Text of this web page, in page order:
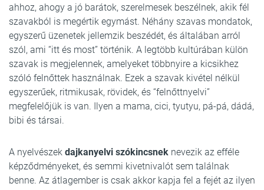
ahhoz, ahogy a jó barátok, szerelmesek beszélnek, akik fél
szavakból is megértik egymást. Néhány szavas mondatok,
egyszerű üzenetek jellemzik beszédét, és általában arról
szól, ami “itt és most” történik. A legtöbb kultúrában külön
szavak is megjelennek, amelyeket többnyire a kicsikhez
szóló felnőttek használnak. Ezek a szavak kivétel nélkül
egyszerűek, ritmikusak, rövidek, és “felnőttnyelvi”
megfelelőjük is van. Ilyen a mama, cici, tyutyu, pá-pá, dádá,
bibi és társai.
A nyelvészek dajkanyelvi szókincsnek nevezik az efféle
képződményeket, és semmi kivetnivalót sem találnak
benne. Az átlagember is csak akkor kapja fel a fejét az ilyen